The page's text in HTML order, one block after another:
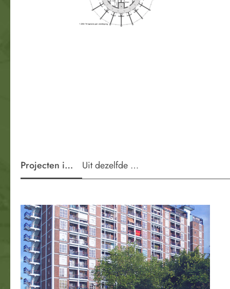
Projecten in de wijkUit dezelfde periode